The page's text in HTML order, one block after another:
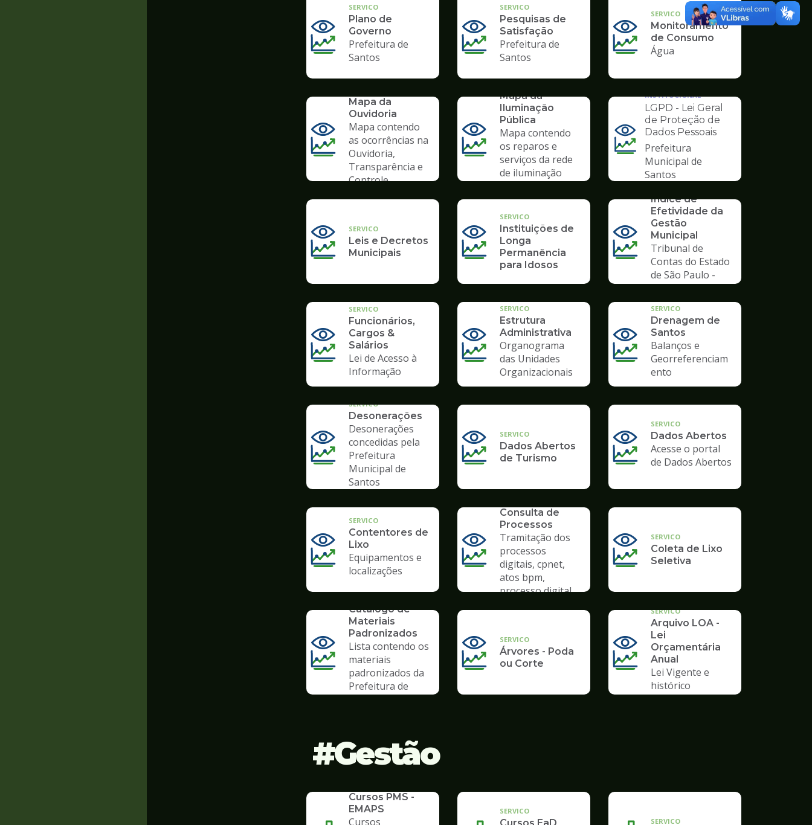
SERVICO
Plano de
Governo
Prefeitura de
Santos
SERVICO
Pesquisas de
Satisfação
Prefeitura de
Santos
SERVICO
Monitoramento
de Consumo
Água
Mapa da
Ouvidoria
Mapa contendo
as ocorrências na
Ouvidoria,
Transparência e
Controle
Mapa da
Iluminação
Pública
Mapa contendo
os reparos e
serviços da rede
de iluminação
Ilustração
da
pagina
de
Transparência
INSTITUCIONAL
LGPD - Lei Geral
de Proteção de
Dados Pessoais
Prefeitura
Municipal de
Santos
SERVICO
Leis e Decretos
Municipais
SERVICO
Instituições de
Longa
Permanência
para Idosos
Índice de
Efetividade da
Gestão
Municipal
Tribunal de
Contas do Estado
de São Paulo -
TCESP
SERVICO
Funcionários,
Cargos &
Salários
Lei de Acesso à
Informação
SERVICO
Estrutura
Administrativa
Organograma
das Unidades
Organizacionais
SERVICO
Drenagem de
Santos
Balanços e
Georreferenciam
ento
SERVICO
Desonerações
Desonerações
concedidas pela
Prefeitura
Municipal de
Santos
SERVICO
Dados Abertos
de Turismo
SERVICO
Dados Abertos
Acesse o portal
de Dados Abertos
SERVICO
Contentores de
Lixo
Equipamentos e
localizações
Consulta de
Processos
Tramitação dos
processos
digitais, cpnet,
atos bpm,
processo digital
SERVICO
Coleta de Lixo
Seletiva
Catálogo de
Materiais
Padronizados
Lista contendo os
materiais
padronizados da
Prefeitura de
SERVICO
Árvores - Poda
ou Corte
SERVICO
Arquivo LOA -
Lei
Orçamentária
Anual
Lei Vigente e
histórico
Gestão
Cursos PMS -
EMAPS
Cursos
SERVICO
SERVICO